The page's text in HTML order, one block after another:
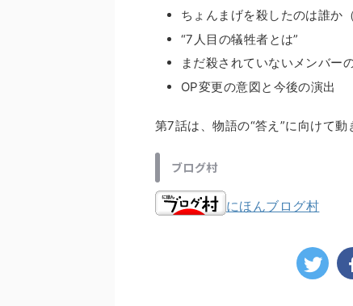
ちょんまげを殺したのは誰か
“7人目の犠牲者とは”
まだ殺されていないメンバー
OP変更の意図と今後の演出
第7話は、物語の“答え”に向けて
ブログ村
にほんブログ村